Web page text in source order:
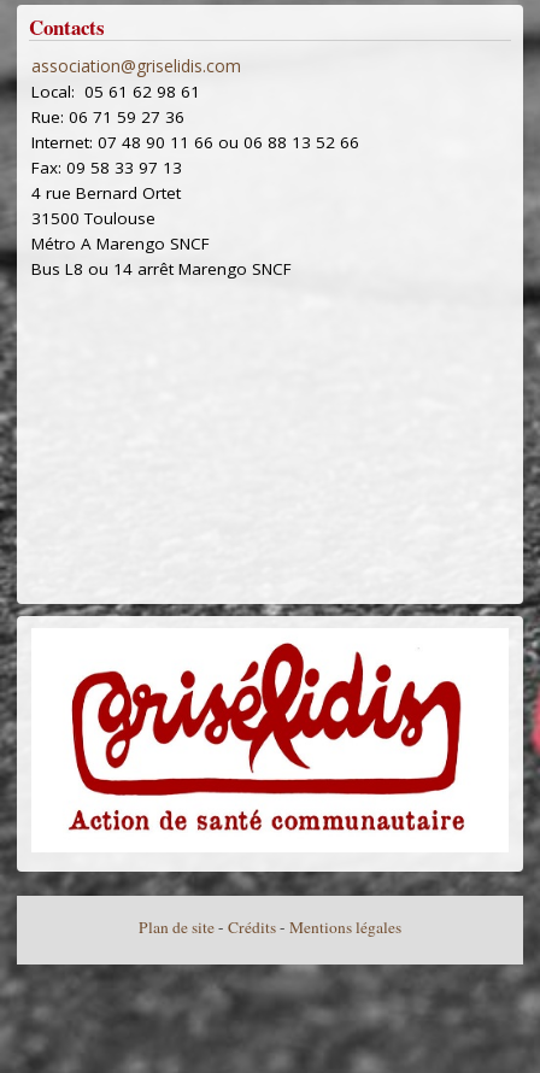
Contacts
association@griselidis.com
Local: 05 61 62 98 61
Rue: 06 71 59 27 36
Internet: 07 48 90 11 66 ou 06 88 13 52 66
Fax: 09 58 33 97 13
4 rue Bernard Ortet
31500 Toulouse
Métro A Marengo SNCF
Bus L8 ou 14 arrêt Marengo SNCF
Plan de site- Crédits- Mentions légales